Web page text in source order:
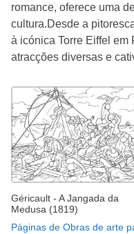
romance, oferece uma
cultura.Desde a
à icónica Torre Eiffel em
atracções diversas e
Géricault - A Jangada da
Medusa (1819)
Páginas de Obras de arte